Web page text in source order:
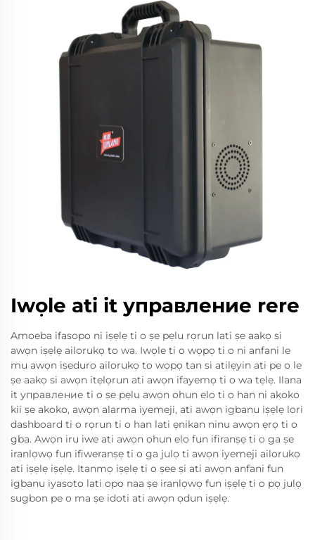
Iwọle ati it управление rere
Amoeba ifasopo ni iṣẹlẹ ti o ṣe pẹlu rọrun lati ṣe aakọ si
awọn iṣẹlẹ ailorukọ to wa. Iwọle ti o wọpọ ti o ni anfani le
mu awọn iṣeduro ailorukọ to wọpọ tan si atilẹyin ati pe o le
ṣe aakọ si awọn itẹlọrun ati awọn ifayemọ ti o wa tẹlẹ. Ilana
it управление ti o ṣe pẹlu awọn ohun elo ti o han ni akoko
kii ṣe akoko, awọn alarma iyemeji, ati awọn igbanu iṣẹlẹ lori
dashboard ti o rọrun ti o han lati ẹnikan ninu awọn ẹrọ ti o
gba. Awọn iru iwe ati awọn ohun elo fun ifiranṣẹ ti o ga ṣe
iranlọwọ fun ifiweranṣẹ ti o ga julọ ti awọn iyemeji ailorukọ
ati iṣẹlẹ iṣẹlẹ. Itanmọ iṣẹlẹ ti o ṣee ṣi ati awọn anfani fun
igbanu iyasoto lati opo naa ṣe iranlọwọ fun iṣẹlẹ ti o pọ julọ
sugbon pe o ma ṣe idoti ati awọn ọdun iṣẹlẹ.